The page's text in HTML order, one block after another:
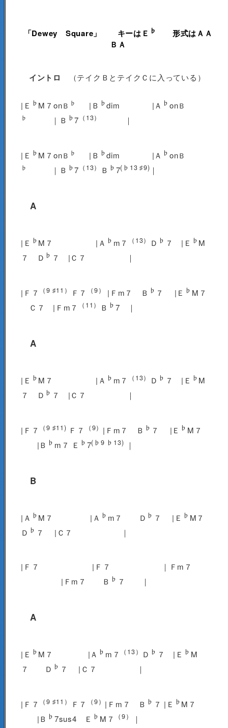
「Dewey Square」 キーはＥ ♭
形式はＡＡ
ＢＡ
イントロ （テイクＢとテイクＣに入っている）
|Ｅ ♭ M７onＢ ♭ |Ｂ ♭dim |Ａ ♭ onＢ
♭ ｜Ｂ ♭7 （13） ｜
|Ｅ ♭ M７onＢ ♭ |Ｂ ♭dim |Ａ ♭ onＢ
♭ ｜Ｂ ♭7 （13） Ｂ ♭ 7(♭13 ♯9) ｜
A
|Ｅ ♭ M７ |Ａ ♭ m７ （13） Ｄ ♭ ７ |Ｅ ♭ M
７ Ｄ ♭ ７ |Ｃ７ ｜
|Ｆ７ （9 ♯11） Ｆ７ （9） |Ｆm７ Ｂ ♭ ７ |Ｅ ♭ M７
Ｃ７ |Ｆm７
（11） Ｂ ♭ 7 ｜
A
|Ｅ ♭ M７ |Ａ ♭ m７ （13） Ｄ ♭ ７ |Ｅ ♭ M
７ Ｄ ♭ ７ |Ｃ７ ｜
|Ｆ７ （9 ♯11) Ｆ７ （9） |Ｆm７ Ｂ ♭ ７ |Ｅ ♭ M７
|Ｂ ♭ m７ Ｅ ♭ 7(♭9 ♭13) ｜
B
|Ａ ♭ M７ |Ａ ♭ m７ Ｄ ♭ ７ |Ｅ ♭ M７
Ｄ ♭ ７ |Ｃ７ ｜
|Ｆ７ |Ｆ７ ｜Ｆm７
|Ｆm７ Ｂ ♭ ７ ｜
A
|Ｅ ♭ M７ |Ａ ♭ m７ （13） Ｄ ♭ ７ |Ｅ ♭ M
７ Ｄ ♭ ７ |Ｃ７ ｜
|Ｆ７ （9 ♯11） Ｆ７ （9） |Ｆm７ Ｂ ♭ ７ |Ｅ ♭ M７
|Ｂ ♭ 7sus4 Ｅ ♭ M７ （9） ｜